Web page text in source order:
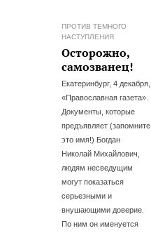
ПРОТИВ ТЕМНОГО
НАСТУПЛЕНИЯ
Осторожно,
самозванец!
Екатеринбург, 4 декабря,
«Православная газета».
Документы, которые
предъявляет (запомните
это имя!) Богдан
Николай Михайлович,
людям несведущим
могут показаться
серьезными и
внушающими доверие.
По ним он именуется